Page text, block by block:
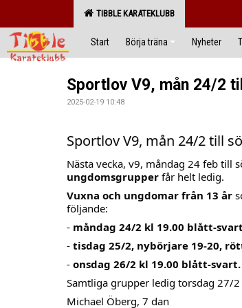
TIBBLE KARATEKLUBB
Start Börja träna Nyheter
Sportlov V9, mån 24/2
2025-02-19 10:48
Sportlov V9, mån 24/2 till
Nästa vecka, v9, måndag 24 feb till
ungdomsgrupper får helt ledig.
Vuxna och ungdomar från 13 år
följande:
- måndag 24/2 kl 19.00 blått-svart
- tisdag 25/2, nybörjare 19-20,
- onsdag 26/2 kl 19.00 blått-svart.
Samtliga grupper ledig torsdag 27/
Michael Öberg, 7 dan